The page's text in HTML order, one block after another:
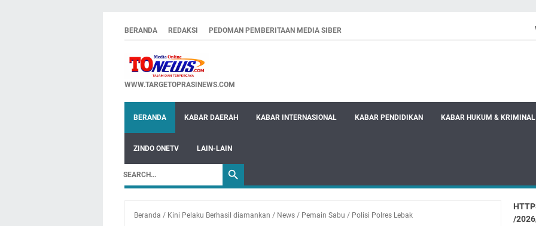
BERANDA REDAKSI PEDOMAN PEMBERITAAN MEDIA SIBER
WWW.TARGETOPRASINEWS.COM
BERANDA KABAR DAERAH KABAR INTERNASIONAL KABAR PENDIDIKAN KABAR HUKUM & KRIMINAL
ZINDO ONETV LAIN-LAIN
Beranda / Kini Pelaku Berhasil diamankan / News / Pemain Sabu / Polisi Polres Lebak
/